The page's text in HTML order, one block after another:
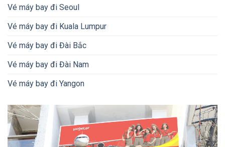
Vé máy bay đi Seoul
Vé máy bay đi Kuala Lumpur
Vé máy bay đi Đài Bắc
Vé máy bay đi Đài Nam
Vé máy bay đi Yangon